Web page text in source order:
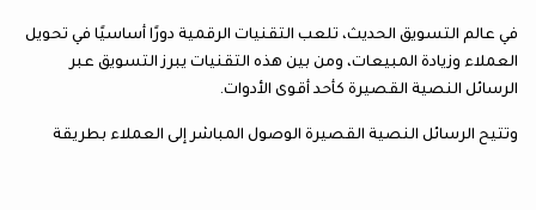
في عالم التسويق الحديث، تلعب التقنيات الرقمية دورًا أساسيًا في تحويل
العملاء وزيادة المبيعات، ومن بين هذه التقنيات يبرز التسويق عبر
الرسائل النصية القصيرة كأحد أقوى الأدوات.
وتتيح الرسائل النصية القصيرة الوصول المباشر إلى العملاء بطريقة